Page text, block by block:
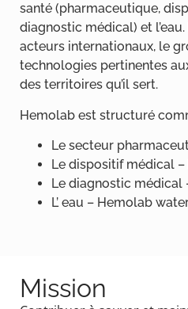
santé (pharmaceutique,
diagnostic médical) et
acteurs internationaux, le
technologies pertinentes
des territoires qu’il sert.
Hemolab est structuré
Le secteur
Le dispositif médical
Le diagnostic médical
L’ eau – Hemolab
Mission